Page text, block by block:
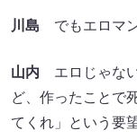
川島 でもエロマ
山内 エロじゃな
ど、作ったことで
てくれ」という要